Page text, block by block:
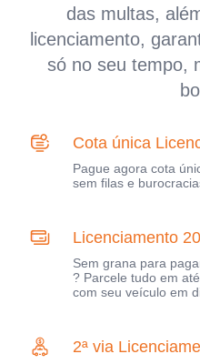
das multas,
licenciamento,
só no seu tempo,
Cota única
Pague agora cota
sem filas e
Licenciamento
Sem grana para
? Parcele tudo em
com seu veículo em
2ª via